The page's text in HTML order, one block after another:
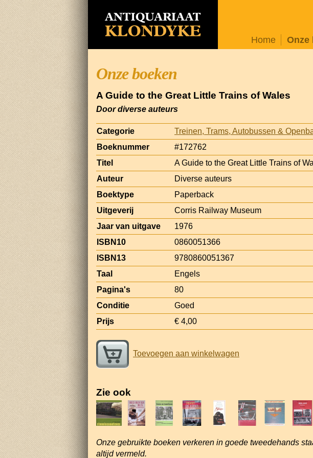
Home Onze
Onze boeken
A Guide to the Great Little Trains of Wales
Door diverse auteurs
Categorie
Treinen, Trams, Autobussen &
Boeknummer
#172762
Titel
A Guide to the Great Little Trains of
Auteur
Diverse auteurs
Boektype
Paperback
Uitgeverij
Corris Railway Museum
Jaar van uitgave
1976
ISBN10
0860051366
ISBN13
9780860051367
Taal
Engels
Pagina's
80
Conditie
Goed
Prijs
€ 4,00
Toevoegen aan winkelwagen
Zie ook
Onze gebruikte boeken verkeren in goede tweedehands
altijd vermeld.